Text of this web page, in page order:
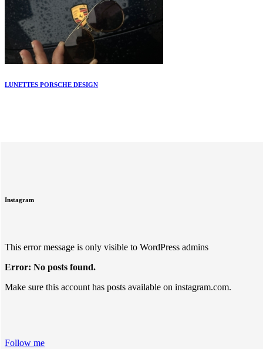
LUNETTES PORSCHE DESIGN
Instagram
This error message is only visible to WordPress admins
Error: No posts found.
Make sure this account has posts available on instagram.com.
Follow me